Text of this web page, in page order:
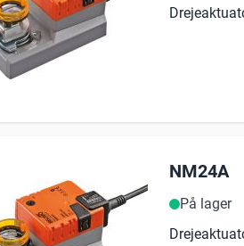
NM24A
På lager